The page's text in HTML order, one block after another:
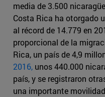
media de 3.500
Costa Rica ha otorgado
al récord de 14.779 en
proporcional de la
Rica, un país de 4,9
2016, unos 440.000
país, y se registraron
una importante